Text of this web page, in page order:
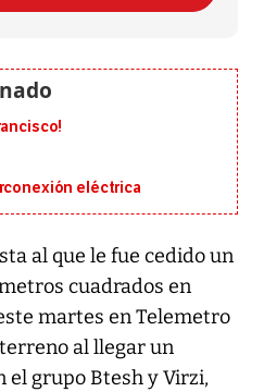
eléctrica
al que le fue cedido un
cuadrados en
martes en Telemetro
al llegar un
el grupo Btesh y Virzi,